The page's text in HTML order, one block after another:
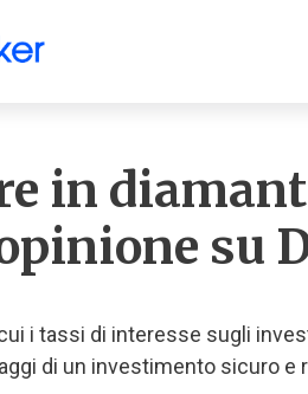
in
su
i tassi di interesse sugli
di un investimento sicuro e